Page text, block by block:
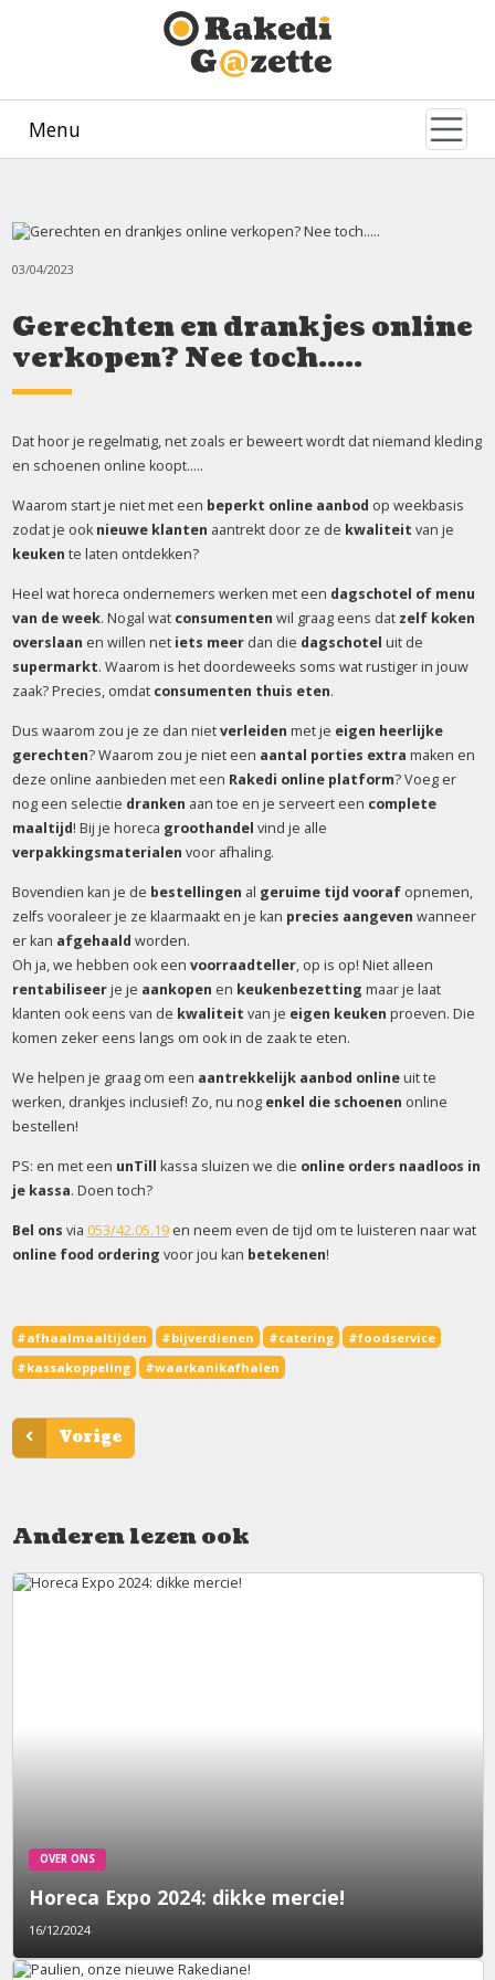
Menu
03/04/2023
Gerechten en drankjes online
verkopen? Nee toch.....
Dat hoor je regelmatig, net zoals er beweert wordt dat niemand kleding
en schoenen online koopt.....
Waarom start je niet met een beperkt online aanbod op weekbasis
zodat je ook nieuwe klanten aantrekt door ze de kwaliteit van je
keuken te laten ontdekken?
Heel wat horeca ondernemers werken met een dagschotel of menu
van de week. Nogal wat consumenten wil graag eens dat zelf koken
overslaan en willen net iets meerdan die dagschotel uit de
supermarkt. Waarom is het doordeweeks soms wat rustiger in jouw
zaak? Precies, omdatconsumenten thuis eten.
Dus waarom zou je ze dan nietverleiden met je eigen heerlijke
gerechten? Waarom zou je niet een aantal porties extra maken en
deze online aanbieden met een Rakedi online platform? Voeg er
nog een selectie dranken aan toe en je serveert een complete
maaltijd! Bij je horeca groothandel vind je alle
verpakkingsmaterialen voor afhaling.
Bovendien kan je de bestellingen al geruime tijd voorafopnemen,
zelfs vooraleer je ze klaarmaakt en je kan precies aangeven wanneer
er kan afgehaald worden.
Oh ja, we hebben ook een voorraadteller, op is op! Niet alleen
rentabiliseerje je aankopen en keukenbezetting maar je laat
klanten ook eens van de kwaliteit van je eigen keuken proeven. Die
komen zeker eens langs om ook in de zaak te eten.
We helpen je graag om een aantrekkelijk aanbod onlineuit te
werken, drankjes inclusief! Zo, nu nog enkel die schoenen online
bestellen!
PS: en met een unTill kassa sluizen we die online orders naadloos in
je kassa. Doen toch?
Bel ons via 053/42.05.19en neem even de tijd om te luisteren naar wat
online food ordering voor jou kan betekenen!
#afhaalmaaltijden #bijverdienen #catering
#foodservice
#kassakoppeling
#waarkanikafhalen
Vorige
Anderen lezen ook
OVER ONS
Horeca Expo 2024: dikke mercie!
16/12/2024